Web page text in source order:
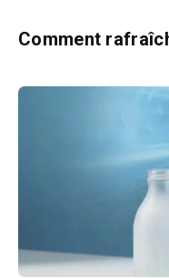
Comment